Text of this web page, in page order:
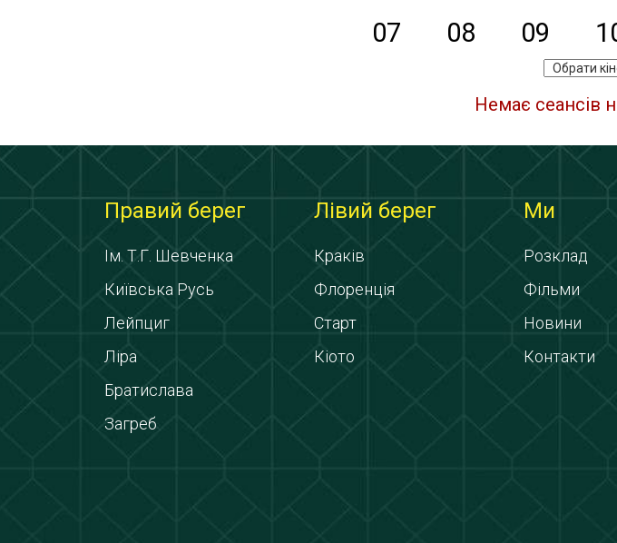
07
08 09
Немає сеансів
Правий берег
Ім. Т.Г. Шевченка
Київська Русь
Лейпциг
Ліра
Братислава
Загреб
Лівий берег
Краків
Флоренція
Старт
Кіото
Ми
Розклад
Фільми
Новини
Контакти